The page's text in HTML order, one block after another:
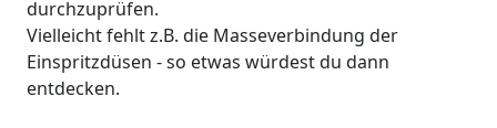
durchzuprüfen.
Vielleicht fehlt z.B. die Masseverbindung der
Einspritzdüsen - so etwas würdest du dann
entdecken.